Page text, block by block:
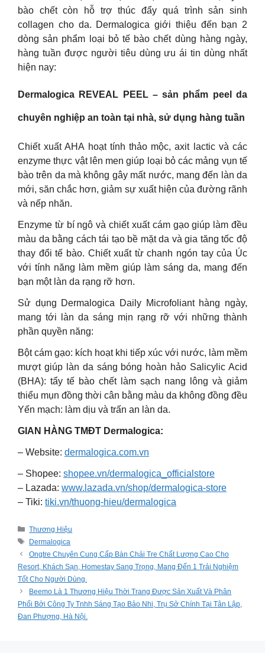
bào chết còn hỗ trợ thúc đẩy quá trình sản sinh
collagen cho da. Dermalogica giới thiệu đến bạn 2
dòng sản phẩm loại bỏ tế bào chết dùng hàng ngày,
hàng tuần được người tiêu dùng ưu ái tin dùng nhất
hiện nay:
Dermalogica REVEAL PEEL – sản phẩm peel da
chuyên nghiệp an toàn tại nhà, sử dụng hàng tuần
Chiết xuất AHA hoạt tính thảo mộc, axit lactic và các
enzyme thực vật lên men giúp loại bỏ các mảng vụn tế
bào trên da mà không gây mất nước, mang đến làn da
mới, săn chắc hơn, giảm sự xuất hiện của đường rãnh
và nếp nhăn.
Enzyme từ bí ngô và chiết xuất cám gạo giúp làm đều
màu da bằng cách tái tạo bề mặt da và gia tăng tốc độ
thay đổi tế bào. Chiết xuất từ chanh ngón tay của Úc
với tính năng làm mềm giúp làm sáng da, mang đến
bạn một làn da rạng rỡ hơn.
Sử dụng Dermalogica Daily Microfoliant hàng ngày,
mang tới làn da sáng mịn rạng rỡ với những thành
phần quyền năng:
Bột cám gạo: kích hoạt khi tiếp xúc với nước, làm mềm
mượt giúp làn da sáng bóng hoàn hảo Salicylic Acid
(BHA): tẩy tế bào chết làm sạch nang lông và giảm
thiểu mụn đồng thời cân bằng màu da không đồng đều
Yến mạch: làm dịu và trấn an làn da.
GIAN HÀNG TMĐT Dermalogica:
– Website: dermalogica.com.vn
– Shopee: shopee.vn/dermalogica_officialstore
– Lazada: www.lazada.vn/shop/dermalogica-store
– Tiki: tiki.vn/thuong-hieu/dermalogica
Categories
Thương Hiệu
Tags
Dermalogica
Ongtre Chuyên Cung Cấp Bàn Chải Tre Chất Lượng Cao Cho
Resort, Khách Sạn, Homestay Sang Trọng, Mang Đến 1 Trải Nghiệm
Tốt Cho Người Dùng.
Beemo Là 1 Thương Hiệu Thời Trang Được Sản Xuất Và Phân
Phối Bởi Công Ty Tnhh Sáng Tạo Bảo Nhi, Trụ Sở Chính Tại Tân Lập,
Đan Phượng, Hà Nội.